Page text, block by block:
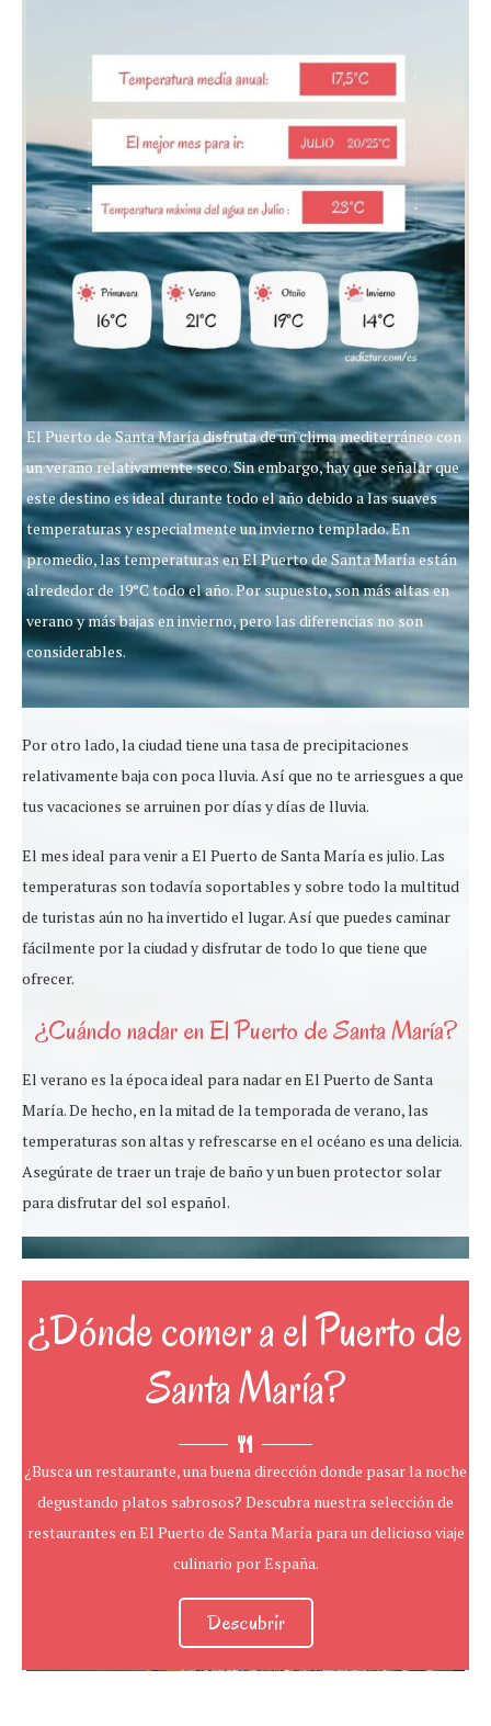
El Puerto de Santa María disfruta de un clima mediterráneo con
un verano relativamente seco. Sin embargo, hay que señalar que
este destino es ideal durante todo el año debido a las suaves
temperaturas y especialmente un invierno templado. En
promedio, las temperaturas en El Puerto de Santa María están
alrededor de 19°C todo el año. Por supuesto, son más altas en
verano y más bajas en invierno, pero las diferencias no son
considerables.
Por otro lado, la ciudad tiene una tasa de precipitaciones
relativamente baja con poca lluvia. Así que no te arriesgues a que
tus vacaciones se arruinen por días y días de lluvia.
El mes ideal para venir a El Puerto de Santa María es julio. Las
temperaturas son todavía soportables y sobre todo la multitud
de turistas aún no ha invertido el lugar. Así que puedes caminar
fácilmente por la ciudad y disfrutar de todo lo que tiene que
ofrecer.
¿Cuándo nadar en El Puerto de Santa María?
El verano es la época ideal para nadar en El Puerto de Santa
María. De hecho, en la mitad de la temporada de verano, las
temperaturas son altas y refrescarse en el océano es una delicia.
Asegúrate de traer un traje de baño y un buen protector solar
para disfrutar del sol español.
¿Dónde comer a el Puerto de
Santa María?
¿Busca un restaurante, una buena dirección donde pasar la noche
degustando platos sabrosos? Descubra nuestra selección de
restaurantes en El Puerto de Santa María para un delicioso viaje
culinario por España.
Descubrir